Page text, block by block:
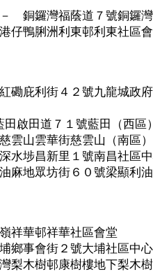
銅鑼灣福蔭道７號銅鑼灣
鴨脷洲利東邨利東社區
庇利街４２號九龍城政府
田道７１號藍田（西區
山雲華街慈雲山（南區）
埗昌新里１號南昌社區
地眾坊街６０號梁顯利油
華邨祥華社區會堂
事會街２號大埔社區中心
木樹邨康樹樓地下梨木